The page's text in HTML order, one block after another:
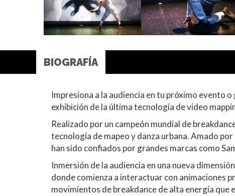
BIOGRAFÍA
Impresiona a la audiencia en tu próximo evento
exhibición de la última tecnología de video
Realizado por un campeón mundial de
tecnología de mapeo y danza urbana. Amado
han sido confiados por grandes marcas como
Inmersión de la audiencia en una nueva
donde comienza a interactuar con animaciones
movimientos de breakdance de alta energía que